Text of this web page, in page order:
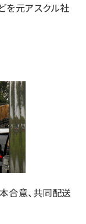
を元アスクル社
合意、共同配送